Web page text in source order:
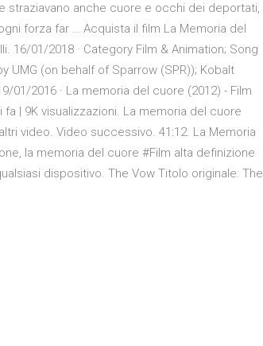
straziavano anche cuore e occhi dei deportati,
forza far … Acquista il film La Memoria del
16/01/2018 · Category Film & Animation; Song
UMG (on behalf of Sparrow (SPR)); Kobalt
01/2016 · La memoria del cuore (2012) - Film
fa | 9K visualizzazioni. La memoria del cuore
video. Video successivo. 41:12. La Memoria
la memoria del cuore #Film alta definizione
dispositivo. The Vow Titolo originale: The